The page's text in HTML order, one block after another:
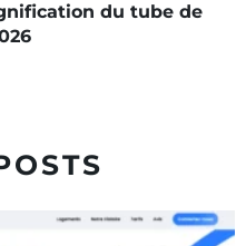
du tube de